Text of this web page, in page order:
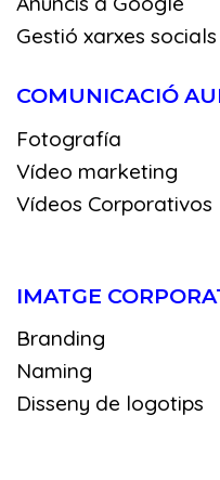
Gestió xarxes socials
COMUNICACIÓ
Fotografía
Vídeo marketing
Vídeos Corporativos
IMATGE
Branding
Naming
Disseny de logotips